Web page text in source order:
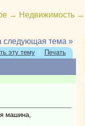
→ Недвижимость →
следующая тема »
эту тему| Печать
машина,